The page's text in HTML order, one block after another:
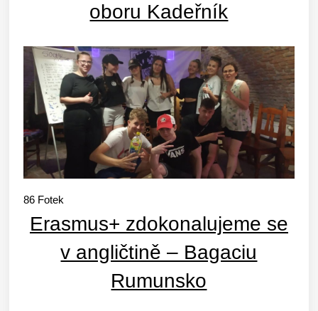
oboru Kadeřník
86 Fotek
Erasmus+ zdokonalujeme se
v angličtině – Bagaciu
Rumunsko